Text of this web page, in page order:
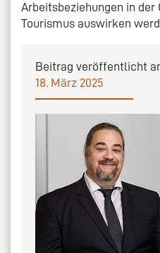
Arbeitsbeziehungen in der
Tourismus auswirken
Beitrag veröffentlicht
18. März 2025